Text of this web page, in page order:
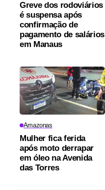
Greve dos rodoviários
é suspensa após
confirmação de
pagamento de salários
em Manaus
Amazonas
Mulher fica ferida
após moto derrapar
em óleo na Avenida
das Torres